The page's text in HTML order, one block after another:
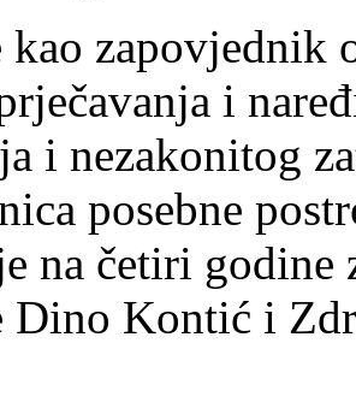
kao zapovjednik
i
i nezakonitog
posebne
na četiri
Dino Kontić i